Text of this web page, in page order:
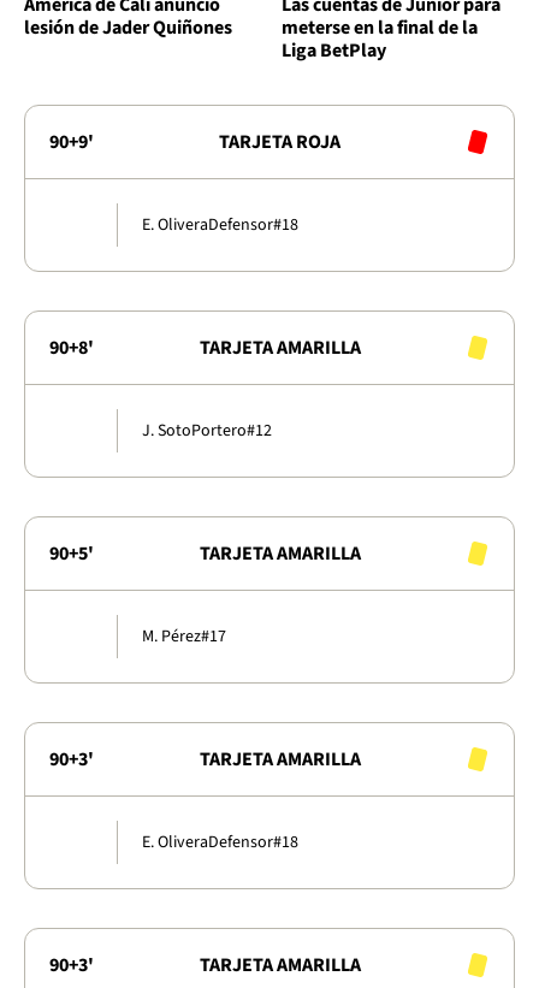
lesión de Jader Quiñones
meterse en la final de la
Liga BetPlay
90+9' TARJETA ROJA
E. OliveraDefensor#18
90+8' TARJETA AMARILLA
J. SotoPortero#12
90+5' TARJETA AMARILLA
M. Pérez#17
90+3' TARJETA AMARILLA
E. OliveraDefensor#18
90+3' TARJETA AMARILLA